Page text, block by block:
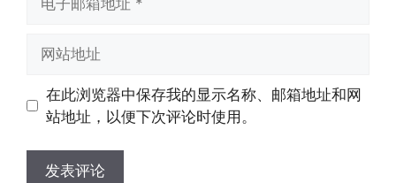
址
址
在此浏览器中保存我的显示名称、邮箱地址和网
站地址，以便下次评论时使用。